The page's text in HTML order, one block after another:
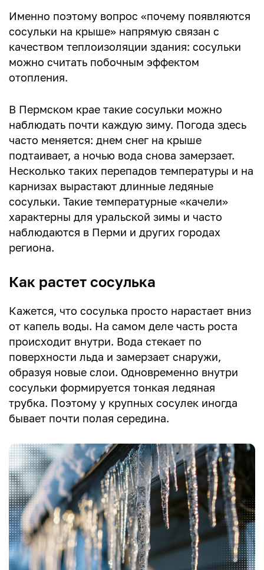
Именно поэтому вопрос «почему появляются
сосульки на крыше» напрямую связан с
качеством теплоизоляции здания: сосульки
можно считать побочным эффектом
отопления.
В Пермском крае такие сосульки можно
наблюдать почти каждую зиму. Погода здесь
часто меняется: днем снег на крыше
подтаивает, а ночью вода снова замерзает.
Несколько таких перепадов температуры и на
карнизах вырастают длинные ледяные
сосульки. Такие температурные «качели»
характерны для уральской зимы и часто
наблюдаются в Перми и других городах
региона.
Как растет сосулька
Кажется, что сосулька просто нарастает вниз
от капель воды. На самом деле часть роста
происходит внутри. Вода стекает по
поверхности льда и замерзает снаружи,
образуя новые слои. Одновременно внутри
сосульки формируется тонкая ледяная
трубка. Поэтому у крупных сосулек иногда
бывает почти полая середина.